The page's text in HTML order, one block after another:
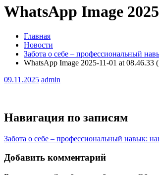
WhatsApp Image
Главная
Новости
Забота о себе – профессиональный
WhatsApp Image 2025-11-01 at 08.46.33
09.11.2025 admin
Навигация по записям
Забота о себе – профессиональный навык:
Добавить комментарий